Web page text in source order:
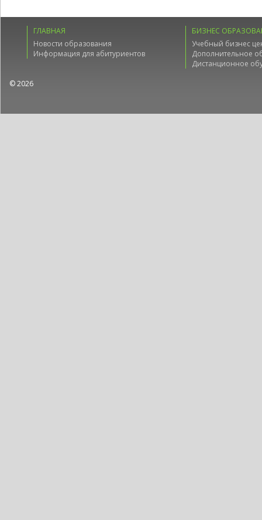
ГЛАВНАЯ
Новости образования
Информация для абитуриентов
БИЗНЕС
Учебный бизнес
Дополнительное
Дистанционное
© 2026